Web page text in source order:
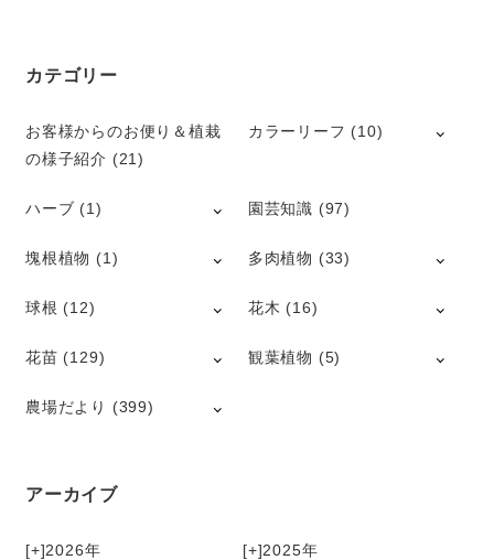
カテゴリー
お客様からのお便り＆植栽
の様子紹介 (21)
カラーリーフ (10)
ハーブ (1) 園芸知識 (97)
塊根植物 (1) 多肉植物 (33)
球根 (12) 花木 (16)
花苗 (129) 観葉植物 (5)
農場だより (399)
アーカイブ
[+]2026 [+]2025